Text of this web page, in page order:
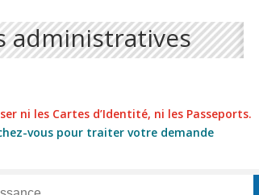
administratives
ni les Cartes d’Identité, ni les Passeports.
vous pour traiter votre demande